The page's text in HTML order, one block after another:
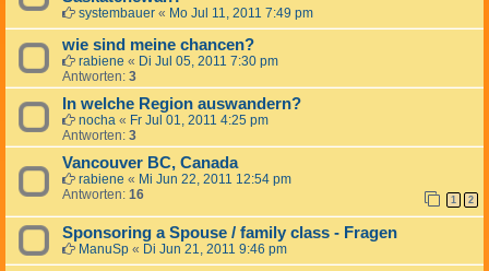
systembauer « Mo Jul 11, 2011 7:49 pm
wie sind meine chancen?
rabiene « Di Jul 05, 2011 7:30 pm
Antworten: 3
In welche Region auswandern?
nocha « Fr Jul 01, 2011 4:25 pm
Antworten: 3
Vancouver BC, Canada
rabiene « Mi Jun 22, 2011 12:54 pm
Antworten: 16 1 2
Sponsoring a Spouse / family class - Fragen
ManuSp « Di Jun 21, 2011 9:46 pm